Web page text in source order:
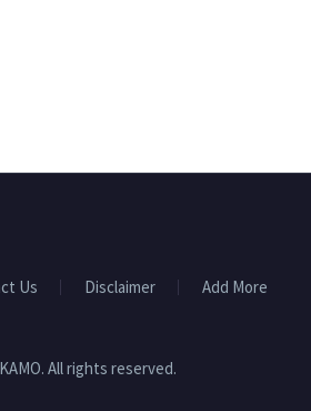
Us Disclaimer Add More
All rights reserved.